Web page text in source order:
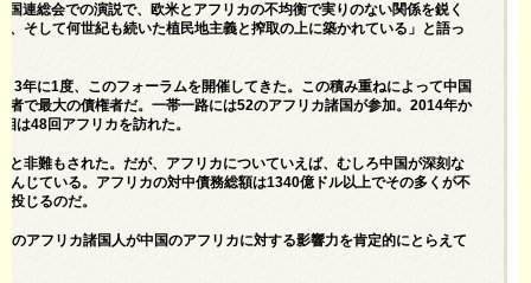
連総会での演説で、欧米とアフリカの不均衡で実りのない関係を鋭く
そして何世紀も続いた植民地主義と搾取の上に築かれている」と語っ
3年に1度、このフォーラムを開催してきた。この積み重ねによって中国
者で最大の債権者だ。一帯一路には52のアフリカ諸国が参加。2014年か
は48回アフリカを訪れた。
非難もされた。だが、アフリカについていえば、むしろ中国が深刻な
んじている。アフリカの対中債務総額は1340億ドル以上でその多くが不
投じるのだ。
のアフリカ諸国人が中国のアフリカに対する影響力を肯定的にとらえて